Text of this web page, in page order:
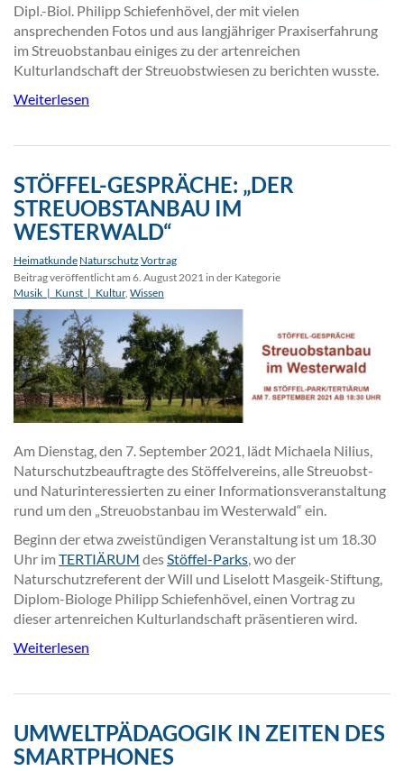
Dipl.-Biol. Philipp Schiefenhövel, der mit vielen
ansprechenden Fotos und aus langjähriger Praxiserfahrung
im Streuobstanbau einiges zu der artenreichen
Kulturlandschaft der Streuobstwiesen zu berichten wusste.
Weiterlesen
STÖFFEL-GESPRÄCHE: „DER
STREUOBSTANBAU IM
WESTERWALD“
Heimatkunde Naturschutz Vortrag
Beitrag veröffentlicht am 6. August 2021 in der Kategorie
Musik_|_Kunst_|_Kultur, Wissen
Am Dienstag, den 7. September 2021, lädt Michaela Nilius,
Naturschutzbeauftragte des Stöffelvereins, alle Streuobst-
und Naturinteressierten zu einer Informationsveranstaltung
rund um den „Streuobstanbau im Westerwald“ ein.
Beginn der etwa zweistündigen Veranstaltung ist um 18.30
Uhr im TERTIÄRUM desStöffel-Parks, wo der
Naturschutzreferent der Will und Liselott Masgeik-Stiftung,
Diplom-Biologe Philipp Schiefenhövel, einen Vortrag zu
dieser artenreichen Kulturlandschaft präsentieren wird.
Weiterlesen
UMWELTPÄDAGOGIK IN ZEITEN DES
SMARTPHONES